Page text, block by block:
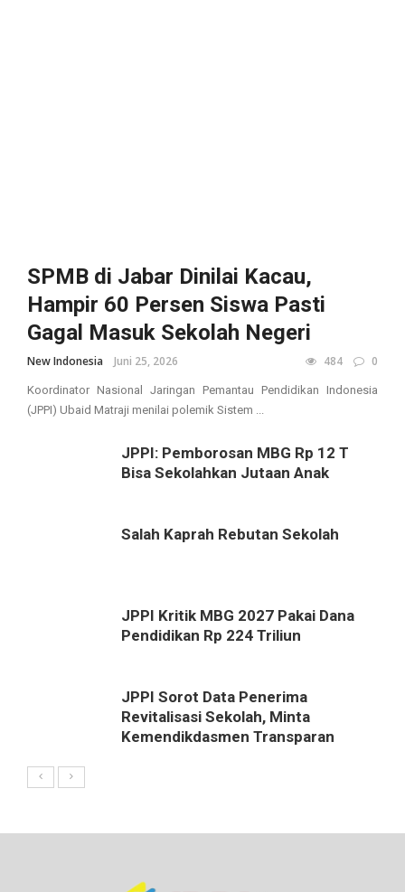
SPMB di Jabar Dinilai Kacau,
Hampir 60 Persen Siswa Pasti
Gagal Masuk Sekolah Negeri
New Indonesia Juni 25, 2026 484 0
Koordinator Nasional Jaringan Pemantau Pendidikan Indonesia
(JPPI) Ubaid Matraji menilai polemik Sistem ...
JPPI: Pemborosan MBG Rp 12 T
Bisa Sekolahkan Jutaan Anak
Salah Kaprah Rebutan Sekolah
JPPI Kritik MBG 2027 Pakai Dana
Pendidikan Rp 224 Triliun
JPPI Sorot Data Penerima
Revitalisasi Sekolah, Minta
Kemendikdasmen Transparan